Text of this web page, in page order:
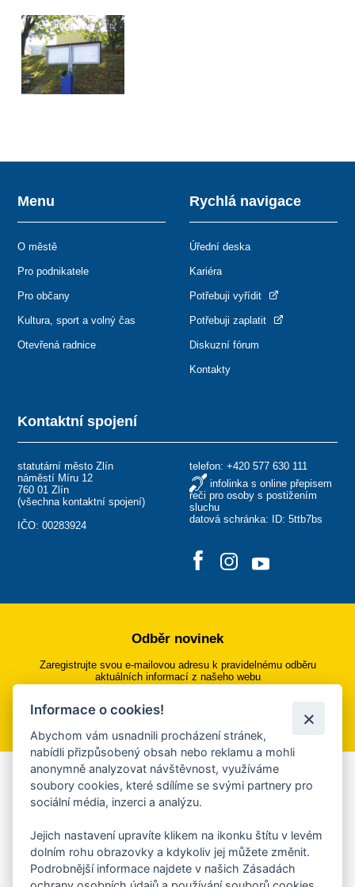
Kontaktní spojení
statutární město Zlín
náměstí Míru 12
760 01 Zlín
(všechna kontaktní spojení)
IČO: 00283924
telefon: +420 577 630 111
infolinka s online přepisem
řeči pro osoby s postižením
sluchu
datová schránka: ID: 5ttb7bs
Menu
O městě
Pro podnikatele
Pro občany
Kultura, sport a volný čas
Otevřená radnice
Rychlá navigace
Úřední deska
Kariéra
Potřebuji vyřídit
Potřebuji zaplatit
Diskuzní fórum
Kontakty
Odběr novinek
Zaregistrujte svou e-mailovou adresu k pravidelnému odběru
aktuálních informací z našeho webu
Přihlásit se k odběru
Aplikace Mobilní rozhlas
Chcete dostávat do svého mobilu či mailu upozornění na
ankety, pozvánky na kulturní a sportovní akce?
Více informací o aplikaci
Informace o cookies!
Abychom vám usnadnili procházení stránek,
nabídli přizpůsobený obsah nebo reklamu a mohli
anonymně analyzovat návštěvnost, využíváme
soubory cookies, které sdílíme se svými partnery pro
sociální média, inzerci a analýzu.
Jejich nastavení upravíte klikem na ikonku štítu v levém
dolním rohu obrazovky a kdykoliv jej můžete změnit.
Podrobnější informace najdete v našich Zásadách